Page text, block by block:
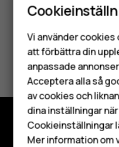
Tillbehör
HMD Terra
Surfplattor
Var detta till hjälp?
Ja Nej
Utforska
Vi använder
att förbättra din
anpassade
Acceptera alla så
av cookies och
dina inställningar
Cookieinställningar
Mer information om